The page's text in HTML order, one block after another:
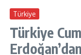
Türkiye
Türkiye